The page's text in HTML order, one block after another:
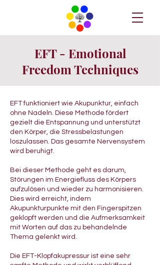
EFT - Emotional
Freedom Techniques
EFT funktioniert wie Akupunktur, einfach
ohne Nadeln. Diese Methode fördert
gezielt die Entspannung und unterstützt
den Körper, die Stressbelastungen
loszulassen. Das gesamte Nervensystem
wird beruhigt.
Bei dieser Methode geht es darum,
Störungen im Energiefluss des Körpers
aufzulösen und wieder zu harmonisieren.
Dies wird erreicht, indem
Akupunkturpunkte mit den Fingerspitzen
geklopft werden und die Aufmerksamkeit
mit Worten auf das zu behandelnde
Thema gelenkt wird.
Die EFT-Klopfakupressur ist eine sehr